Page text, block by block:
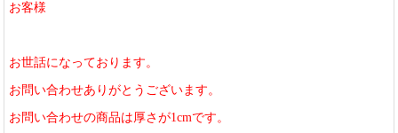
お客様
お世話になっております。
お問い合わせありがとうございます。
お問い合わせの商品は厚さが1cmです。